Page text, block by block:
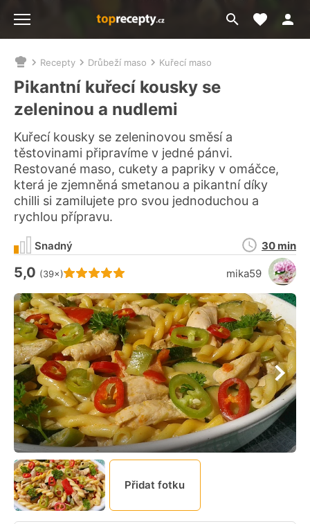
Přejít
na
Moje
Nacházíte
se
zde:
Recepty Drůbeží maso Kuřecí maso
Pikantní kuřecí kousky se
zeleninou a nudlemi
Kuřecí kousky se zeleninovou směsí a
těstovinami připravíme v jedné pánvi.
Restované maso, cukety a papriky v omáčce,
která je zjemněná smetanou a pikantní díky
chilli si zamilujete pro svou jednoduchou a
rychlou přípravu.
Hodnocení receptu je
5,0 (39×) mika59
Snadný
Doba
přípravy
30 min
Přidat fotku